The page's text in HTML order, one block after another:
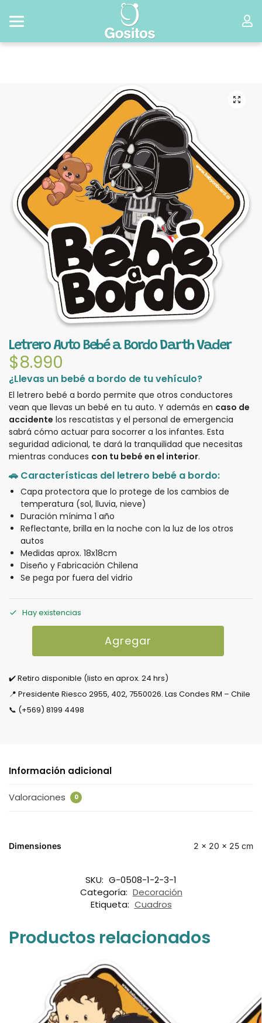
Letrero Auto Bebé a Bordo Darth Vader
$8.990
¿Llevas un bebé a bordo de tu vehículo?
El letrero bebé a bordo permite que otros conductores
vean que llevas un bebé en tu auto. Y además en caso de
accidente los rescatistas y el personal de emergencia
sabrá cómo actuar para socorrer a los infantes. Esta
seguridad adicional, te dará la tranquilidad que necesitas
mientras conduces con tu bebé en el interior.
🚗 Características del letrero bebé a bordo:
Capa protectora que lo protege de los cambios de
temperatura (sol, lluvia, nieve)
Duración mínima 1 año
Reflectante, brilla en la noche con la luz de los otros
autos
Medidas aprox. 18x18cm
Diseño y Fabricación Chilena
Se pega por fuera del vidrio
Hay existencias
Agregar
✔️ Retiro disponible (listo en aprox. 24 hrs)
📍 Presidente Riesco 2955, 402, 7550026. Las Condes RM – Chile
📞 (+569) 8199 4498
Información adicional
Valoraciones 0
Dimensiones 2 × 20 × 25 cm
SKU: G-0508-1-2-3-1
Categoría: Decoración
Etiqueta: Cuadros
Productos relacionados